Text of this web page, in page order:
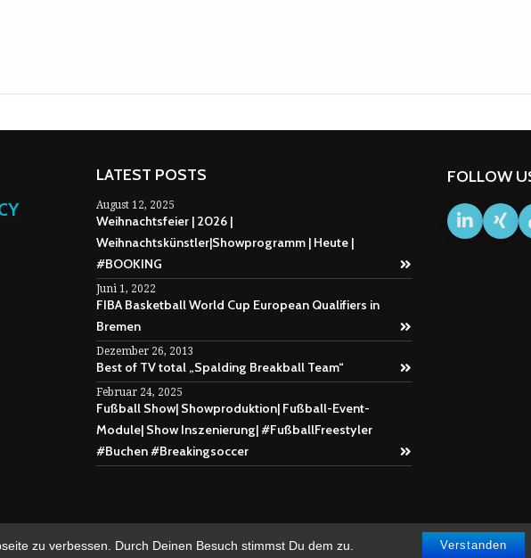
zu verbessen. Durch Deinen Besuch stimmst Du dem zu. Verstanden
LATEST POSTS
August 12, 2025
Weihnachtsfeier | 2026 |
Weihnachtskünstler|Showprogramm | Heute |
#BOOKING
Juni 1, 2022
FIBA Basketball World Cup European Qualifiers in
Bremen
Dezember 26, 2013
Best of TV total „Spalding Breakball Team“
Februar 24, 2025
Fußball Show| Showproduktion| Fußball-Event-
Module| Show Inszenierung| #FußballFreestyler
#Buchen #Breakingsoccer
FOLLOW